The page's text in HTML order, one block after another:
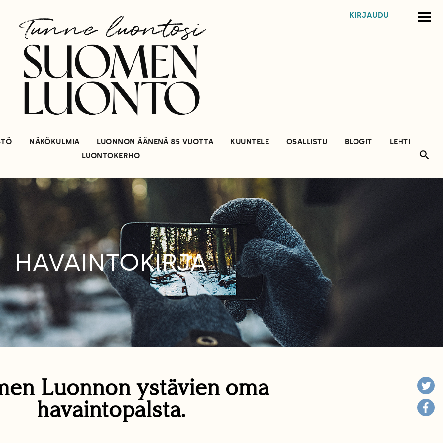
KIRJAUDU
NÄKÖKULMIA LUONNON ÄÄNENÄ 85 VUOTTA KUUNTELE OSALLISTU BLOGIT
LEHTI
LUONTOKERHO
HAVAINTOKIRJA
Luonnon ystävien oma
havaintopalsta.